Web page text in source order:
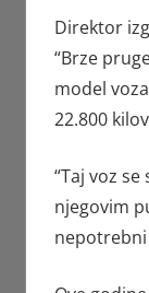
Direktor
“Brze
model
22.800
“Taj voz
njegovim
nepotrebni